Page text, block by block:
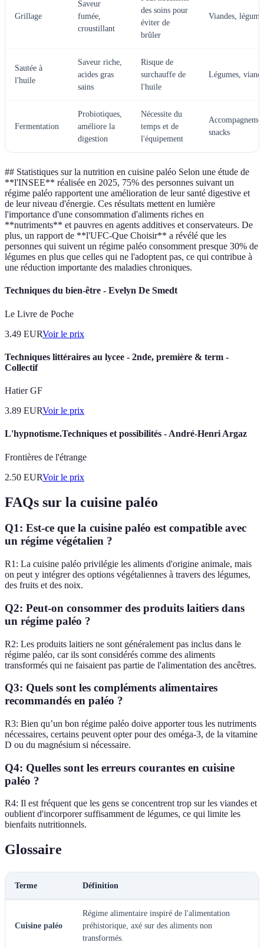
Grillage
Saveur
fumée,
croustillant
des soins pour
éviter de
brûler
Viandes,
Sautée à
l'huile
Saveur riche,
acides gras
sains
Risque de
surchauffe de
l'huile
Légumes,
Fermentation
Probiotiques,
améliore la
digestion
Nécessite du
temps et de
l'équipement
snacks
## Statistiques sur la nutrition en cuisine paléo Selon une étude de
**l'INSEE** réalisée en 2025, 75% des personnes suivant un
régime paléo rapportent une amélioration de leur santé digestive et
de leur niveau d'énergie. Ces résultats mettent en lumière
l'importance d'une consommation d'aliments riches en
**nutriments** et pauvres en agents additives et conservateurs. De
plus, un rapport de **l'UFC-Que Choisir** a révélé que les
personnes qui suivent un régime paléo consomment presque 30% de
légumes en plus que celles qui ne l'adoptent pas, ce qui contribue à
une réduction importante des maladies chroniques.
Techniques du bien-être - Evelyn De Smedt
Le Livre de Poche
3.49 EURVoir le prix
Techniques littéraires au lycee - 2nde, première & term -
Collectif
Hatier GF
3.89 EURVoir le prix
L'hypnotisme.Techniques et possibilités - André-Henri Argaz
Frontières de l'étrange
2.50 EURVoir le prix
FAQs sur la cuisine paléo
Q1: Est-ce que la cuisine paléo est compatible avec
un régime végétalien ?
R1: La cuisine paléo privilégie les aliments d'origine animale, mais
on peut y intégrer des options végétaliennes à travers des légumes,
des fruits et des noix.
Q2: Peut-on consommer des produits laitiers dans
un régime paléo ?
R2: Les produits laitiers ne sont généralement pas inclus dans le
régime paléo, car ils sont considérés comme des aliments
transformés qui ne faisaient pas partie de l'alimentation des ancêtres.
Q3: Quels sont les compléments alimentaires
recommandés en paléo ?
R3: Bien qu’un bon régime paléo doive apporter tous les nutriments
nécessaires, certains peuvent opter pour des oméga-3, de la vitamine
D ou du magnésium si nécessaire.
Q4: Quelles sont les erreurs courantes en cuisine
paléo ?
R4: Il est fréquent que les gens se concentrent trop sur les viandes et
oublient d'incorporer suffisamment de légumes, ce qui limite les
bienfaits nutritionnels.
Glossaire
Terme Définition
Cuisine paléo
Régime alimentaire inspiré de l'alimentation
préhistorique, axé sur des aliments non
transformés.